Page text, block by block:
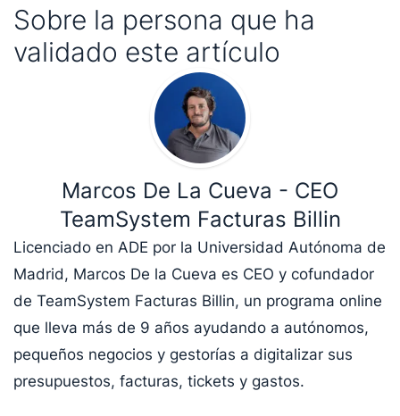
Sobre la persona que ha
validado este artículo
Marcos De La Cueva - CEO
TeamSystem Facturas Billin
Licenciado en ADE por la Universidad Autónoma de
Madrid, Marcos De la Cueva es CEO y cofundador
de TeamSystem Facturas Billin, un programa online
que lleva más de 9 años ayudando a autónomos,
pequeños negocios y gestorías a digitalizar sus
presupuestos, facturas, tickets y gastos.